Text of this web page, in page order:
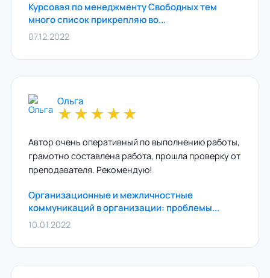
Курсовая по менеджменту Свободных тем
много список прикрепляю во...
07.12.2022
Ольга
★★★★★
Автор очень оперативный по выполнению работы,
грамотно составлена работа, прошла проверку от
преподавателя. Рекомендую!
Организационные и межличностные
коммуникаций в организации: проблемы...
10.01.2022